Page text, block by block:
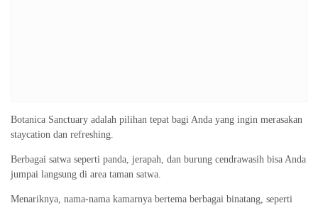
Botanica Sanctuary adalah pilihan tepat bagi Anda yang ingin merasakan
staycation dan refreshing.
Berbagai satwa seperti panda, jerapah, dan burung cendrawasih bisa Anda
jumpai langsung di area taman satwa.
Menariknya, nama-nama kamarnya bertema berbagai binatang, seperti